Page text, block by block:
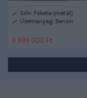
Szín: Fekete (metál)
Üzemanyag: Benzin
9 999 000 Ft